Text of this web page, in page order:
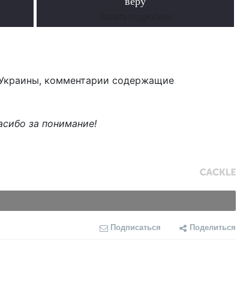
комментарии содержащие
за понимание!
Подписаться Поделиться